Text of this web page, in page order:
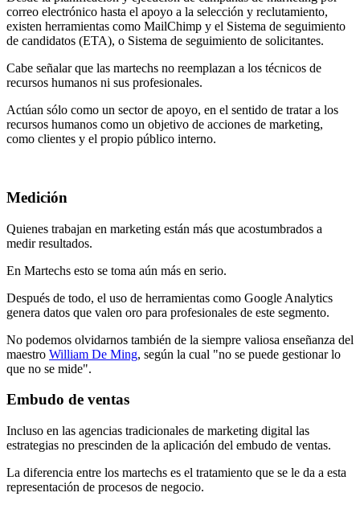
correo electrónico hasta el apoyo a la selección y reclutamiento,
existen herramientas como MailChimp y el Sistema de seguimiento
de candidatos (ETA), o Sistema de seguimiento de solicitantes.
Cabe señalar que las martechs no reemplazan a los técnicos de
recursos humanos ni sus profesionales.
Actúan sólo como un sector de apoyo, en el sentido de tratar a los
recursos humanos como un objetivo de acciones de marketing,
como clientes y el propio público interno.
Medición
Quienes trabajan en marketing están más que acostumbrados a
medir resultados.
En Martechs esto se toma aún más en serio.
Después de todo, el uso de herramientas como Google Analytics
genera datos que valen oro para profesionales de este segmento.
No podemos olvidarnos también de la siempre valiosa enseñanza del
maestro William De Ming, según la cual "no se puede gestionar lo
que no se mide".
Embudo de ventas
Incluso en las agencias tradicionales de marketing digital las
estrategias no prescinden de la aplicación del embudo de ventas.
La diferencia entre los martechs es el tratamiento que se le da a esta
representación de procesos de negocio.